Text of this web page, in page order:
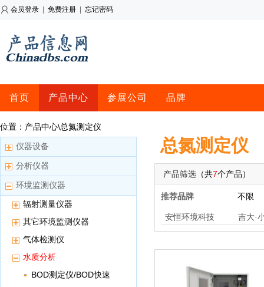
会员登录 免费注册 忘记密码
首页 产品中心 参展公司 品牌
位置：产品中心\总氮测定仪
仪器设备
分析仪器
环境监测仪器
辐射测量仪器
其它环境监测仪器
气体检测仪
水质分析
BOD测定仪/BOD快速
总氮测定仪
产品筛选 （共7个产品）
推荐品牌 不限
安恒环境科技 吉大·